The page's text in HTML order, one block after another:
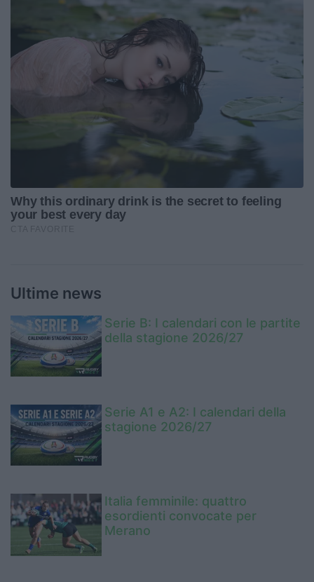
Ultime news
Serie B: I calendari con le partite
della stagione 2026/27
Serie A1 e A2: I calendari della
stagione 2026/27
Italia femminile: quattro
esordienti convocate per
Merano